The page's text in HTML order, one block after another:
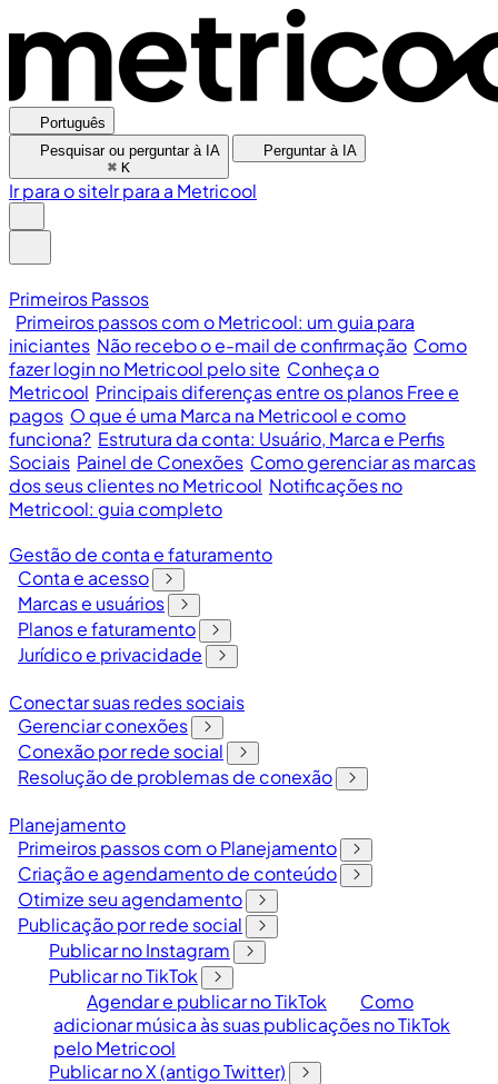
Português
Pesquisar ou perguntar à IA
⌘ K
Perguntar à IA
Ir para o siteIr para a Metricool
Primeiros Passos
Primeiros passos com o Metricool: um guia para
iniciantes Não recebo o e-mail de confirmação Como
fazer login no Metricool pelo site Conheça o
Metricool Principais diferenças entre os planos Free e
pagos O que é uma Marca na Metricool e como
funciona? Estrutura da conta: Usuário, Marca e Perfis
Sociais Painel de Conexões Como gerenciar as marcas
dos seus clientes no Metricool Notificações no
Metricool: guia completo
Gestão de conta e faturamento
Conta e acesso
Marcas e usuários
Planos e faturamento
Jurídico e privacidade
Conectar suas redes sociais
Gerenciar conexões
Conexão por rede social
Resolução de problemas de conexão
Planejamento
Primeiros passos com o Planejamento
Criação e agendamento de conteúdo
Otimize seu agendamento
Publicação por rede social
Publicar no Instagram
Publicar no TikTok
Agendar e publicar no TikTok
Como
adicionar música às suas publicações no TikTok
pelo Metricool
Publicar no X (antigo Twitter)